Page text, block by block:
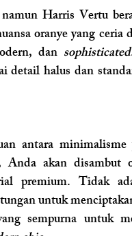
Harris Vertu
oranye yang ceria
dan sophisticated
detail halus dan
antara
Anda akan disambut
premium. Tidak
untuk
sempurna untuk